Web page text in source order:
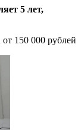
5 лет,
от 150 000 рублей